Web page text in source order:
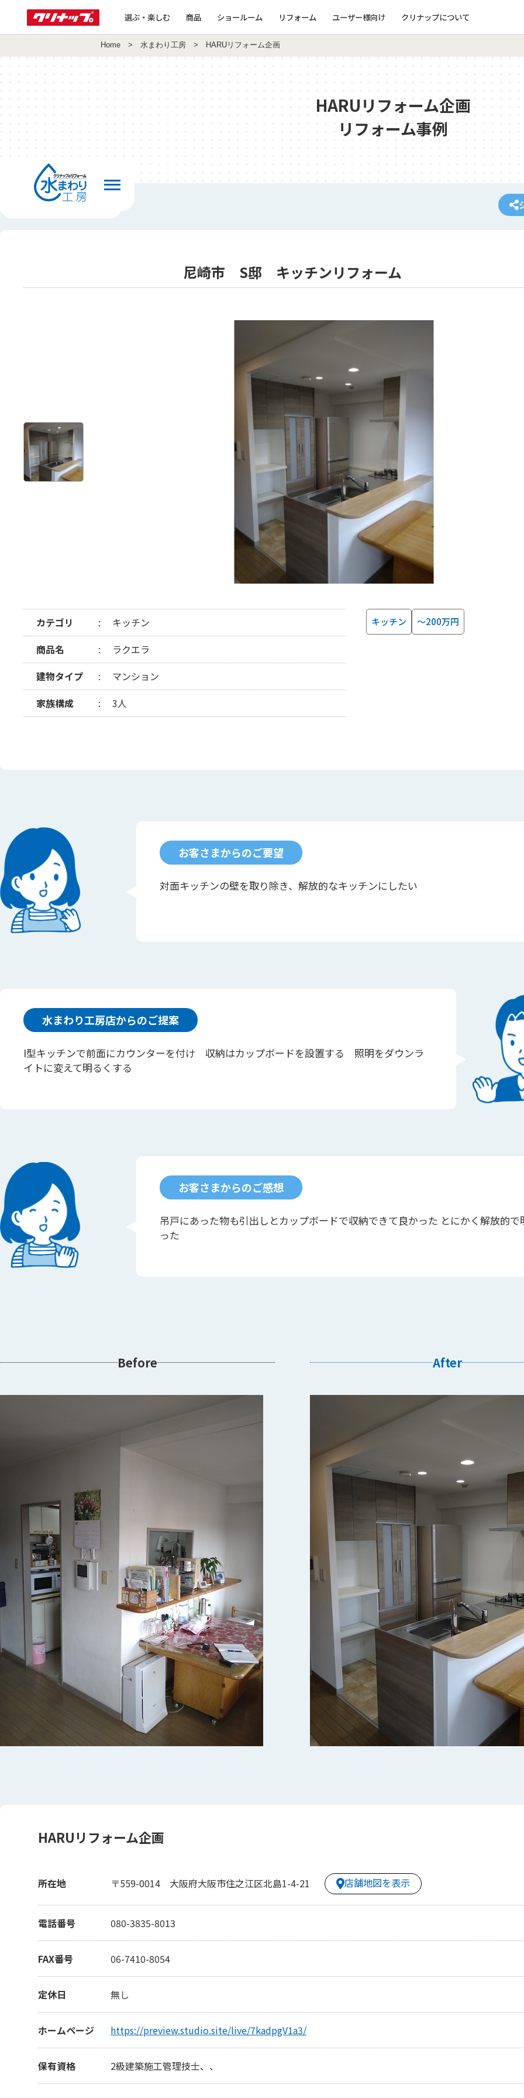
選ぶ・楽しむ 商品 ショールーム リフォーム ユーザー様向け クリナップについて
Home > 水まわり工房 > HARUリフォーム企画
HARUリフォーム企画
リフォーム事例
前の画面へ戻る
尼崎市 S邸 キッチンリフォーム
カテゴリ
キッチン
商品名
ラクエラ
建物タイプ
マンション
家族構成
3人
キッチン ～200万円
お客さまからのご要望
対面キッチンの壁を取り除き、解放的なキッチンにしたい
水まわり工房店からのご提案
I型キッチンで前面にカウンターを付け 収納はカップボードを設置する 照明をダウンラ
イトに変えて明るくする
お客さまからのご感想
吊戸にあった物も引出しとカップボードで収納できて良かった とにかく解放的で
った
Before After
HARUリフォーム企画
所在地 〒559-0014 大阪府大阪市住之江区北島1-4-21 店舗地図を表示
電話番号 080-3835-8013
FAX番号 06-7410-8054
定休日 無し
ホームページ https://preview.studio.site/live/7kadpgV1a3/
保有資格 2級建築施工管理技士、、